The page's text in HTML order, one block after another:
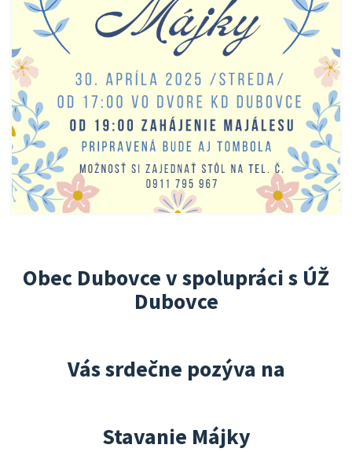
Obec Dubovce v spolupráci s ÚŽ
Dubovce
Vás srdečne pozýva na
Stavanie Májky